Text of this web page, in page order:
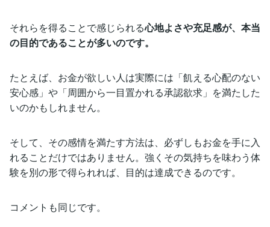
それらを得ることで感じられる心地よさや充足感が、本当
の目的であることが多いのです。
たとえば、お金が欲しい人は実際には「飢える心配のない
安心感」や「周囲から一目置かれる承認欲求」を満たした
いのかもしれません。
そして、その感情を満たす方法は、必ずしもお金を手に入
れることだけではありません。強くその気持ちを味わう体
験を別の形で得られれば、目的は達成できるのです。
コメントも同じです。